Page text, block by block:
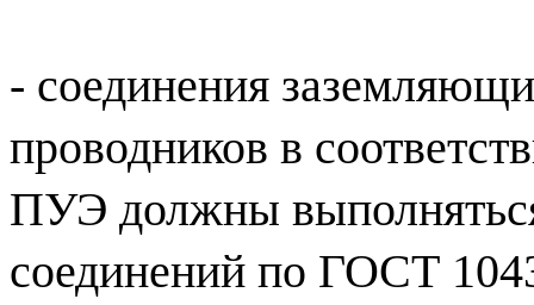
- соединения
проводников в
ПУЭ должны
соединений по ГОСТ